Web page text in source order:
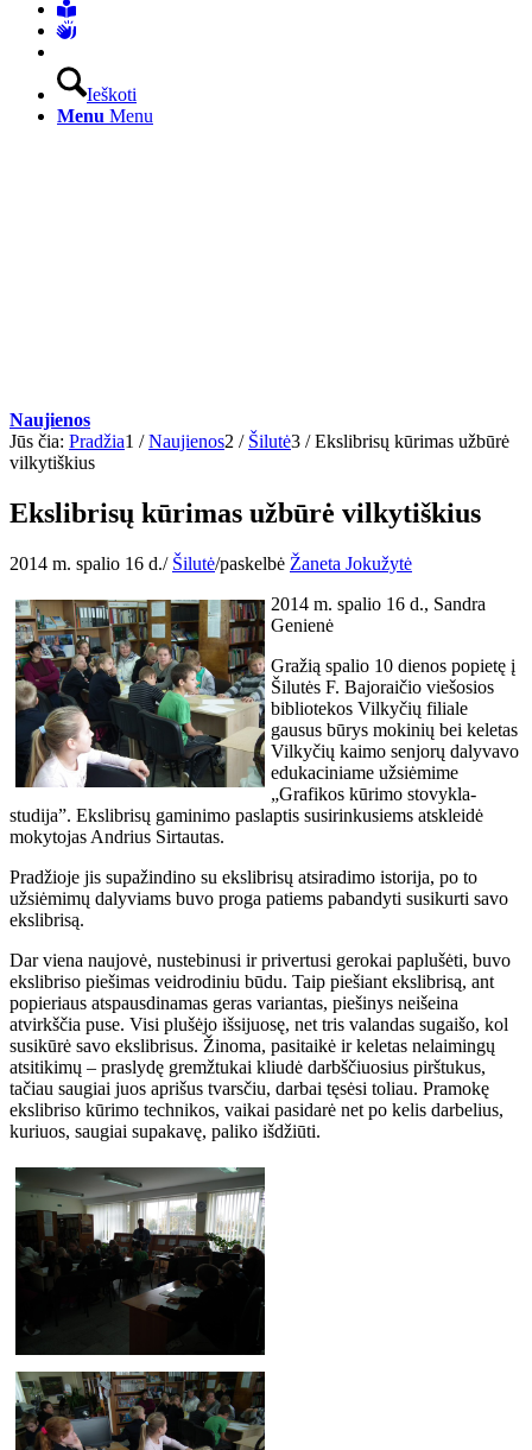
Ieškoti
Menu Menu
Naujienos
Jūs čia: Pradžia1 / Naujienos2 / Šilutė3 / Ekslibrisų kūrimas užbūrė
vilkytiškius
Ekslibrisų kūrimas užbūrė vilkytiškius
2014 m. spalio 16 d./ Šilutė/paskelbė Žaneta Jokužytė
2014 m. spalio 16 d., Sandra
Genienė
Gražią spalio 10 dienos popietę į
Šilutės F. Bajoraičio viešosios
bibliotekos Vilkyčių filiale
gausus būrys mokinių bei keletas
Vilkyčių kaimo senjorų dalyvavo
edukaciniame užsiėmime
„Grafikos kūrimo stovykla-
studija”. Ekslibrisų gaminimo paslaptis susirinkusiems atskleidė
mokytojas Andrius Sirtautas.
Pradžioje jis supažindino su ekslibrisų atsiradimo istorija, po to
užsiėmimų dalyviams buvo proga patiems pabandyti susikurti savo
ekslibrisą.
Dar viena naujovė, nustebinusi ir privertusi gerokai paplušėti, buvo
ekslibriso piešimas veidrodiniu būdu. Taip piešiant ekslibrisą, ant
popieriaus atspausdinamas geras variantas, piešinys neišeina
atvirkščia puse. Visi plušėjo išsijuosę, net tris valandas sugaišo, kol
susikūrė savo ekslibrisus. Žinoma, pasitaikė ir keletas nelaimingų
atsitikimų – praslydę gremžtukai kliudė darbščiuosius pirštukus,
tačiau saugiai juos aprišus tvarsčiu, darbai tęsėsi toliau. Pramokę
ekslibriso kūrimo technikos, vaikai pasidarė net po kelis darbelius,
kuriuos, saugiai supakavę, paliko išdžiūti.